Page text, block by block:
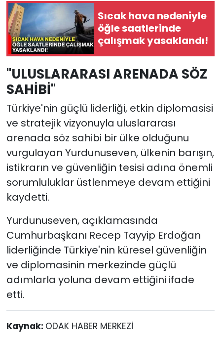
Sıcak hava nedeniyle
öğle saatlerinde
çalışmak yasaklandı!
"ULUSLARARASI ARENADA SÖZ
SAHİBİ"
Türkiye'nin güçlü liderliği, etkin diplomasisi
ve stratejik vizyonuyla uluslararası
arenada söz sahibi bir ülke olduğunu
vurgulayan Yurdunuseven, ülkenin barışın,
istikrarın ve güvenliğin tesisi adına önemli
sorumluluklar üstlenmeye devam ettiğini
kaydetti.
Yurdunuseven, açıklamasında
Cumhurbaşkanı Recep Tayyip Erdoğan
liderliğinde Türkiye'nin küresel güvenliğin
ve diplomasinin merkezinde güçlü
adımlarla yoluna devam ettiğini ifade
etti.
Kaynak: ODAK HABER MERKEZİ